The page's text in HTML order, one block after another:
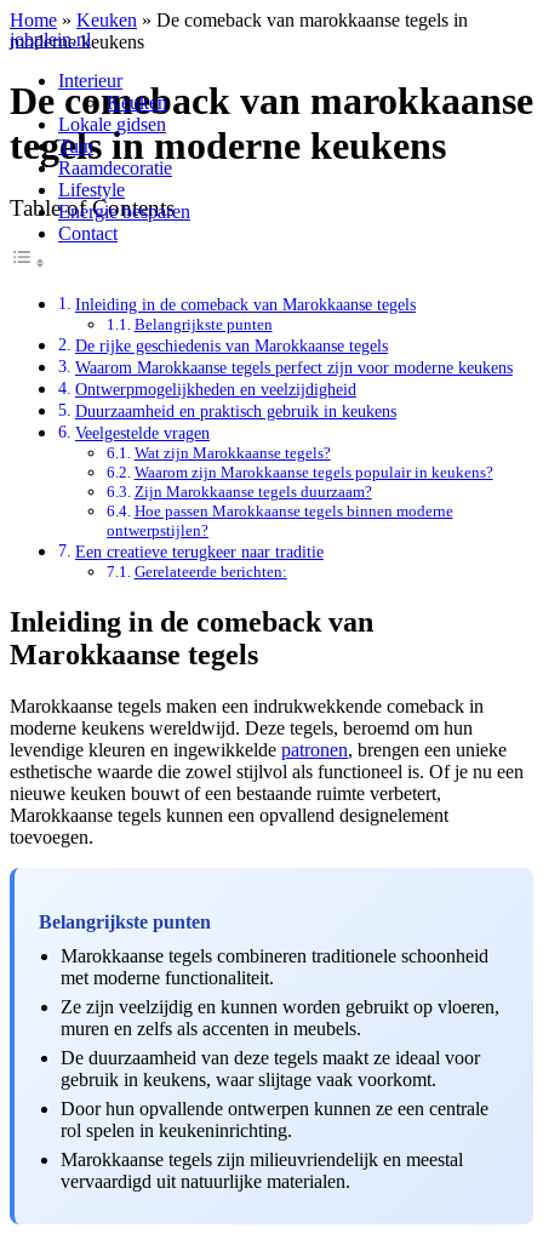
jobplein.nl
Interieur
Keuken
Lokale gidsen
Tuin
Raamdecoratie
Lifestyle
Energie besparen
Contact
Home » Keuken » De comeback van marokkaanse tegels in
moderne keukens
De comeback van marokkaanse
tegels in moderne keukens
Table of Contents
Inleiding in de comeback van Marokkaanse tegels
Belangrijkste punten
De rijke geschiedenis van Marokkaanse tegels
Waarom Marokkaanse tegels perfect zijn voor moderne keukens
Ontwerpmogelijkheden en veelzijdigheid
Duurzaamheid en praktisch gebruik in keukens
Veelgestelde vragen
Wat zijn Marokkaanse tegels?
Waarom zijn Marokkaanse tegels populair in keukens?
Zijn Marokkaanse tegels duurzaam?
Hoe passen Marokkaanse tegels binnen moderne
ontwerpstijlen?
Een creatieve terugkeer naar traditie
Gerelateerde berichten:
Inleiding in de comeback van
Marokkaanse tegels
Marokkaanse tegels maken een indrukwekkende comeback in
moderne keukens wereldwijd. Deze tegels, beroemd om hun
levendige kleuren en ingewikkelde patronen, brengen een unieke
esthetische waarde die zowel stijlvol als functioneel is. Of je nu een
nieuwe keuken bouwt of een bestaande ruimte verbetert,
Marokkaanse tegels kunnen een opvallend designelement
toevoegen.
Belangrijkste punten
Marokkaanse tegels combineren traditionele schoonheid
met moderne functionaliteit.
Ze zijn veelzijdig en kunnen worden gebruikt op vloeren,
muren en zelfs als accenten in meubels.
De duurzaamheid van deze tegels maakt ze ideaal voor
gebruik in keukens, waar slijtage vaak voorkomt.
Door hun opvallende ontwerpen kunnen ze een centrale
rol spelen in keukeninrichting.
Marokkaanse tegels zijn milieuvriendelijk en meestal
vervaardigd uit natuurlijke materialen.